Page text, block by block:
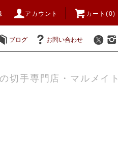
アカウント カート(0)
ブログ お問い合わせ
切手専門店・マルメイト